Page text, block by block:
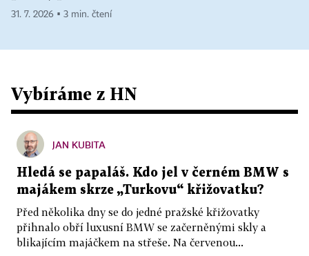
31. 7. 2026 ▪ 3 min. čtení
Vybíráme z HN
JAN KUBITA
Hledá se papaláš. Kdo jel v černém BMW s
majákem skrze „Turkovu“ křižovatku?
Před několika dny se do jedné pražské křižovatky
přihnalo obří luxusní BMW se začerněnými skly a
blikajícím majáčkem na střeše. Na červenou...